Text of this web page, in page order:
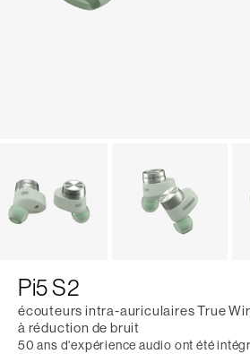
Pi5 S2
écouteurs intra-auriculaires True
à réduction de bruit
50 ans d'expérience audio ont été